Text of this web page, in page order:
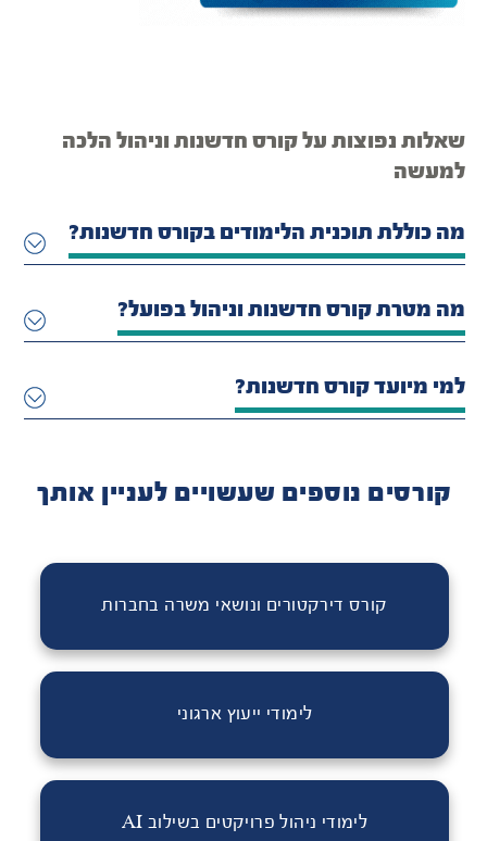
שאלות נפוצות על קורס חדשנות וניהול הלכה
למעשה
מה כוללת תוכנית הלימודים בקורס חדשנות?
מה מטרת קורס חדשנות וניהול בפועל?
למי מיועד קורס חדשנות?
קורסים נוספים שעשויים לעניין אותך
קורס דירקטורים ונושאי משרה בחברות
לימודי ייעוץ ארגוני
לימודי ניהול פרויקטים בשילוב AI